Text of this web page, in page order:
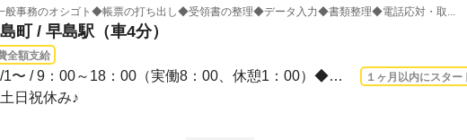
般事務のオシゴト◆帳票の打ち出し◆受領書の整理◆データ入力◆書類整理◆電話応対・取...
町 / 早島駅（車4分）
全額支給
3ヵ月以上 2026/9/1〜 / 9：00～18：00（実働8：00、休憩1：00）◆残業ほぼなし◆●17時... １ヶ月以内にスター
日祝休み♪